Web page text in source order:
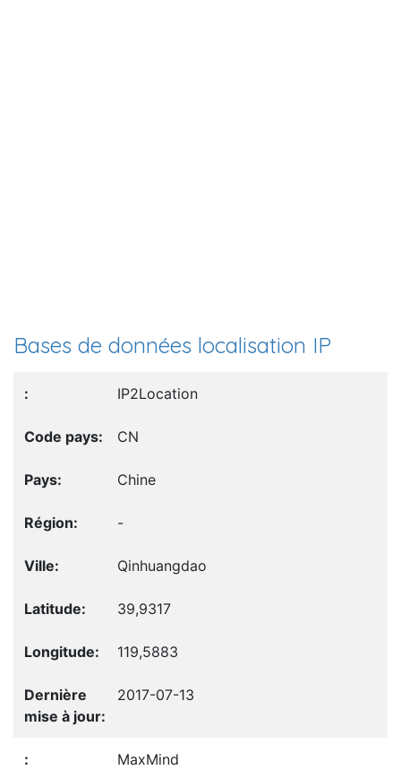
Bases de données localisation IP
IP2Location
CN
Chine
-
Qinhuangdao
39,9317
119,5883
2017-07-13
MaxMind